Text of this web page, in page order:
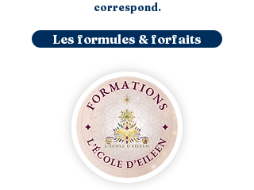
correspond.
Les formules & forfaits